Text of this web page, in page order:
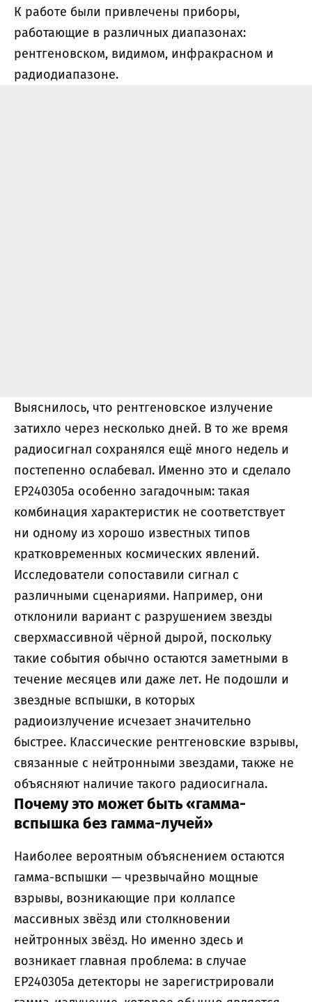
К работе были привлечены приборы,
работающие в различных диапазонах:
рентгеновском, видимом, инфракрасном и
радиодиапазоне.
Выяснилось, что рентгеновское излучение
затихло через несколько дней. В то же время
радиосигнал сохранялся ещё много недель и
постепенно ослабевал. Именно это и сделало
EP240305a особенно загадочным: такая
комбинация характеристик не соответствует
ни одному из хорошо известных типов
кратковременных космических явлений.
Исследователи сопоставили сигнал с
различными сценариями. Например, они
отклонили вариант с разрушением звезды
сверхмассивной чёрной дырой, поскольку
такие события обычно остаются заметными в
течение месяцев или даже лет. Не подошли и
звездные вспышки, в которых
радиоизлучение исчезает значительно
быстрее. Классические рентгеновские взрывы,
связанные с нейтронными звездами, также не
объясняют наличие такого радиосигнала.
Почему это может быть «гамма-
вспышка без гамма-лучей»
Наиболее вероятным объяснением остаются
гамма-вспышки — чрезвычайно мощные
взрывы, возникающие при коллапсе
массивных звёзд или столкновении
нейтронных звёзд. Но именно здесь и
возникает главная проблема: в случае
EP240305a детекторы не зарегистрировали